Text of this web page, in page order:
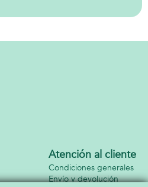
Atención al cliente
Condiciones generales
Envío y devolución